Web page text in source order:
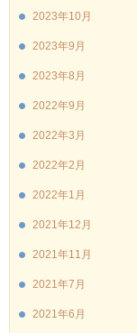
2023年10月
2023年9月
2023年8月
2022年9月
2022年3月
2022年2月
2022年1月
2021年12月
2021年11月
2021年7月
2021年6月